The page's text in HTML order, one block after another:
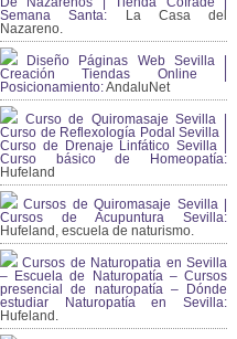
Semana Santa: La Casa del
Nazareno.
Diseño Páginas Web Sevilla |
Creación Tiendas Online |
Posicionamiento:AndaluNet
Curso de Quiromasaje Sevilla |
Curso de Reflexología Podal Sevilla |
Curso de Drenaje Linfático Sevilla |
Curso básico de Homeopatía:
Hufeland
Cursos de Quiromasaje Sevilla |
Cursos de Acupuntura Sevilla:
Hufeland, escuela de naturismo.
Cursos de Naturopatia en Sevilla
– Escuela de Naturopatía – Cursos
presencial de naturopatía – Dónde
estudiar Naturopatía en Sevilla:
Hufeland.